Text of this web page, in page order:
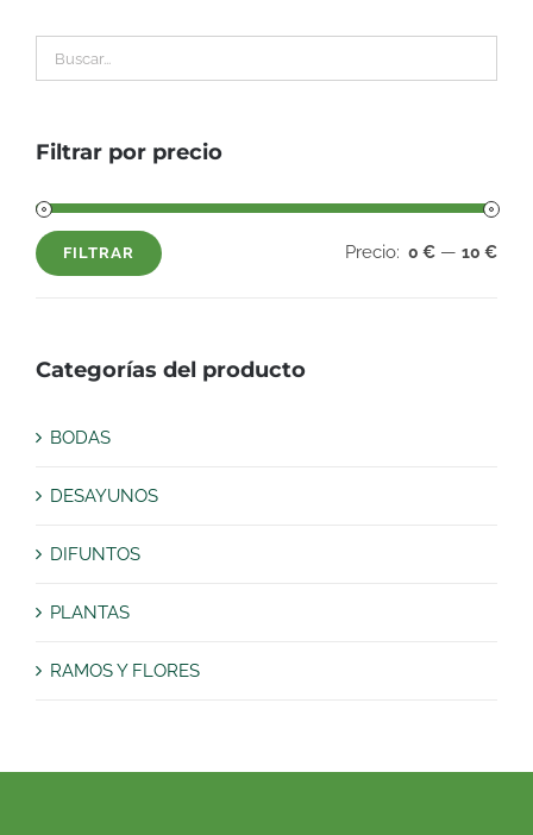
Filtrar por precio
Precio
Precio
FILTRAR Precio: 0 € — 10 €
Categorías del producto
BODAS
DESAYUNOS
DIFUNTOS
PLANTAS
RAMOS Y FLORES